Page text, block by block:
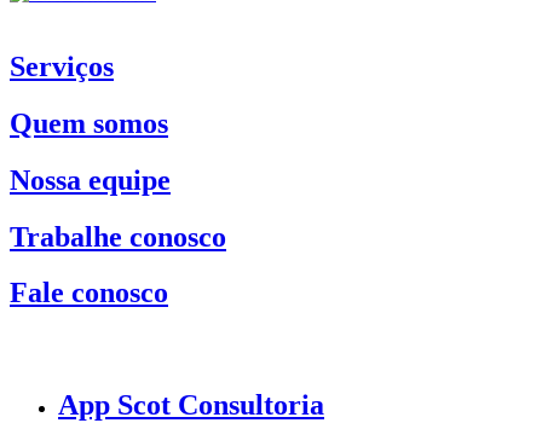
Serviços
Quem somos
Nossa equipe
Trabalhe conosco
Fale conosco
App Scot Consultoria